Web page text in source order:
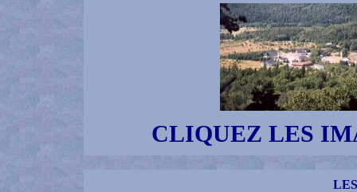
CLIQUEZ LES